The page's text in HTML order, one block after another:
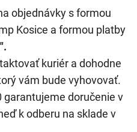
objednávky s formou
Kosice a formou platby
kuriér a dohodne
vám bude vyhovovať.
garantujeme doručenie v
k odberu na sklade v